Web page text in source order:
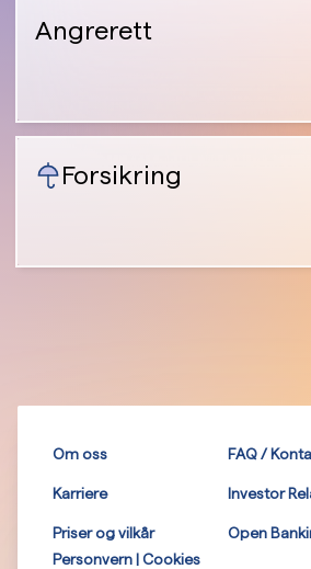
Angrerett
Forsikring
Om oss FAQ /
Karriere Investor
Priser og vilkår
Open
Personvern | Cookies